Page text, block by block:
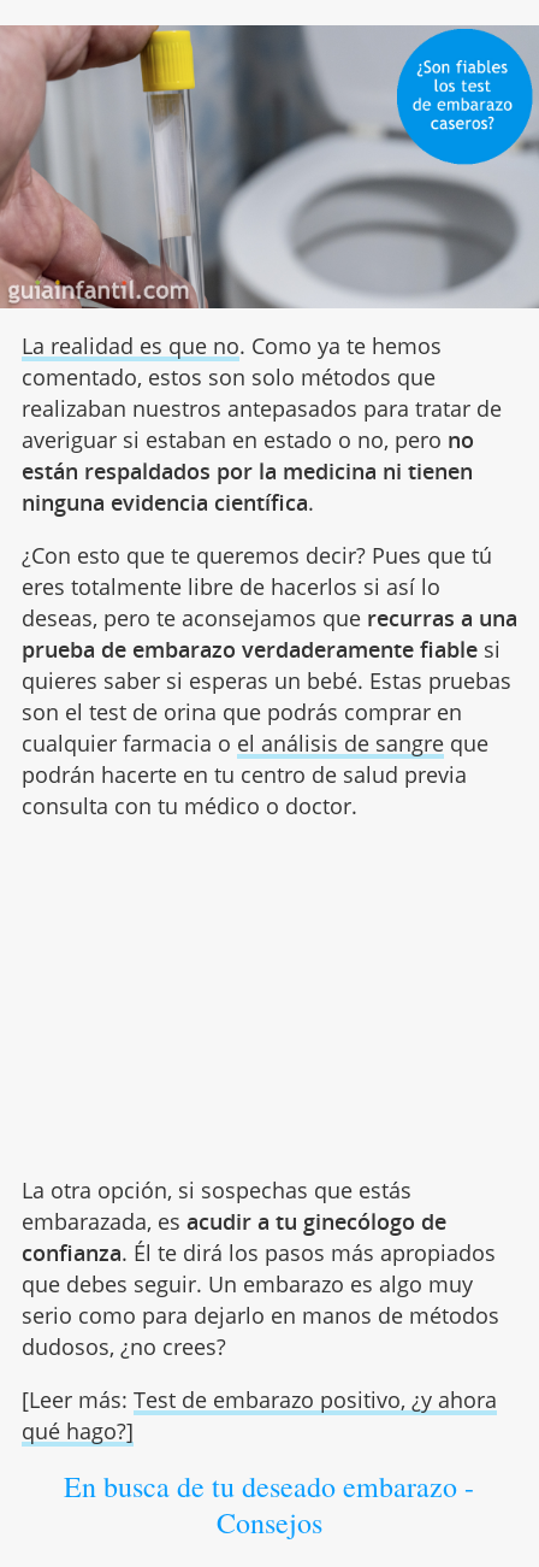
La realidad es que no. Como ya te hemos
comentado, estos son solo métodos que
realizaban nuestros antepasados para tratar de
averiguar si estaban en estado o no, pero no
están respaldados por la medicina ni tienen
ninguna evidencia científica.
¿Con esto que te queremos decir? Pues que tú
eres totalmente libre de hacerlos si así lo
deseas, pero te aconsejamos que recurras a una
prueba de embarazo verdaderamente fiablesi
quieres saber si esperas un bebé. Estas pruebas
son el test de orina que podrás comprar en
cualquier farmacia o el análisis de sangreque
podrán hacerte en tu centro de salud previa
consulta con tu médico o doctor.
La otra opción, si sospechas que estás
embarazada, es acudir a tu ginecólogo de
confianza. Él te dirá los pasos más apropiados
que debes seguir. Un embarazo es algo muy
serio como para dejarlo en manos de métodos
dudosos, ¿no crees?
[Leer más: Test de embarazo positivo, ¿y ahora
qué hago?]
En busca de tu deseado embarazo -
Consejos